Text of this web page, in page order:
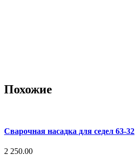
Похожие
Сварочная насадка для седел 63-32
2 250.00